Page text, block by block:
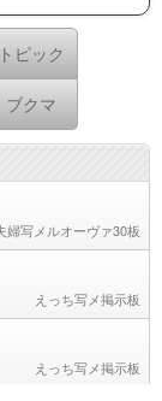
トピック
ブクマ